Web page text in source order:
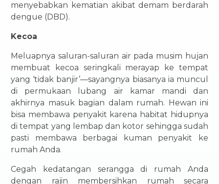
menyebabkan kematian akibat demam berdarah
dengue (DBD).
Kecoa
Meluapnya saluran-saluran air pada musim hujan
membuat kecoa seringkali merayap ke tempat
yang ‘tidak banjir’—sayangnya biasanya ia muncul
di permukaan lubang air kamar mandi dan
akhirnya masuk bagian dalam rumah. Hewan ini
bisa membawa penyakit karena habitat hidupnya
di tempat yang lembap dan kotor sehingga sudah
pasti membawa berbagai kuman penyakit ke
rumah Anda.
Cegah kedatangan serangga di rumah Anda
dengan rajin membersihkan rumah secara